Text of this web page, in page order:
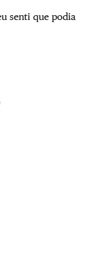
senti que podia